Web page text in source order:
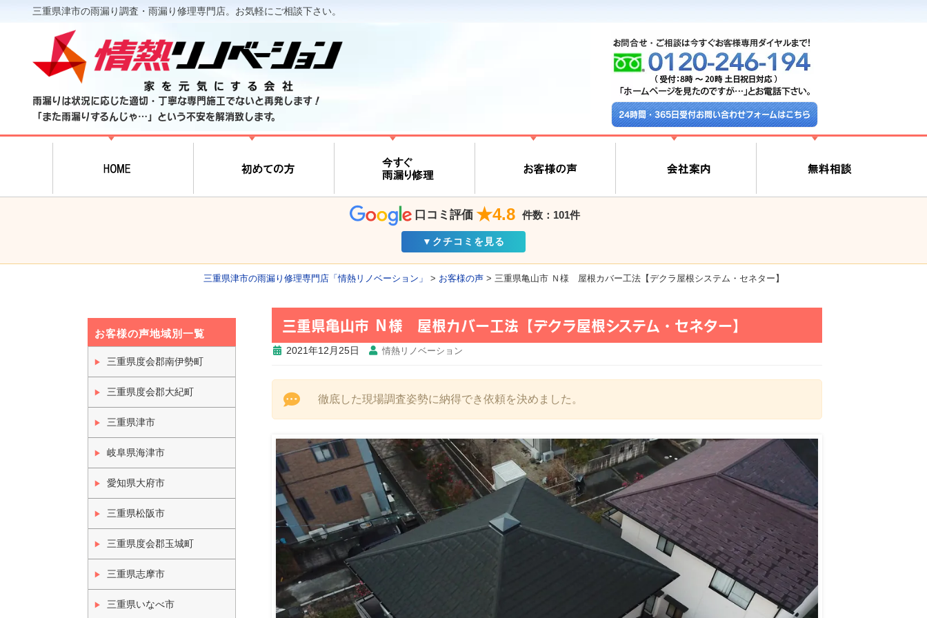
三重県津市の雨漏り調査・雨漏り修理専門店。お気軽にご相談下さい。
雨漏りは状況に応じた適切・丁寧な専門施工でないと再発します！
「また雨漏りするんじゃ…」という不安を解消致します。
24時間・365日受付お問い合わせフォームはこちら
口コミ評価 ★4.8 件数：101件
▼クチコミを見る
三重県津市の雨漏り修理専門店「情熱リノベーション」 > お客様の声 > 三重県亀山市 Ｎ様 屋根カバー工法【デクラ屋根システム・セネター】
三重県亀山市 Ｎ様 屋根カバー工法【デクラ屋根システム・セネター】
2021年12月25日 情熱リノベーション
徹底した現場調査姿勢に納得でき依頼を決めました。
お客様の声地域別一覧
三重県度会郡南伊勢町
三重県度会郡大紀町
三重県津市
岐阜県海津市
愛知県大府市
三重県松阪市
三重県度会郡玉城町
三重県志摩市
三重県いなべ市